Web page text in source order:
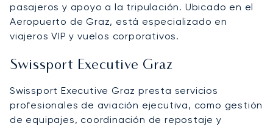
pasajeros y apoyo a la tripulación. Ubicado en el
Aeropuerto de Graz, está especializado en
viajeros VIP y vuelos corporativos.
Swissport Executive Graz
Swissport Executive Graz presta servicios
profesionales de aviación ejecutiva, como gestión
de equipajes, coordinación de repostaje y